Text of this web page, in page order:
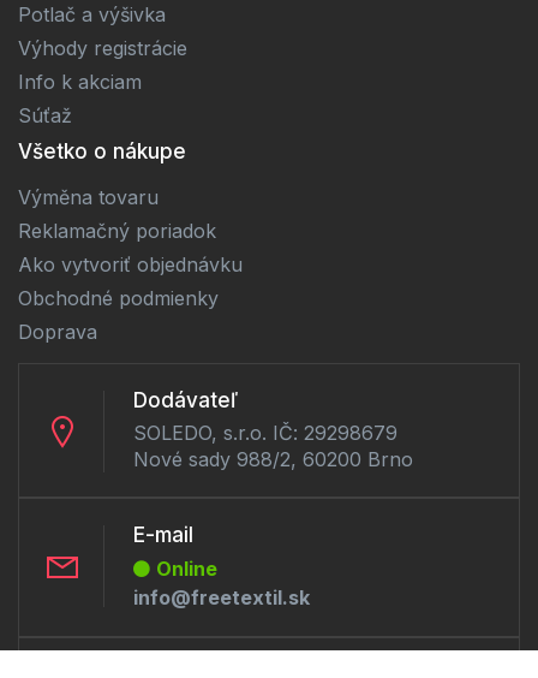
Potlač a výšivka
Výhody registrácie
Info k akciam
Súťaž
Všetko o nákupe
Výměna tovaru
Reklamačný poriadok
Ako vytvoriť objednávku
Obchodné podmienky
Doprava
Dodávateľ
SOLEDO, s.r.o. IČ: 29298679
Nové sady 988/2, 60200 Brno
E-mail
Online
info@freetextil.sk